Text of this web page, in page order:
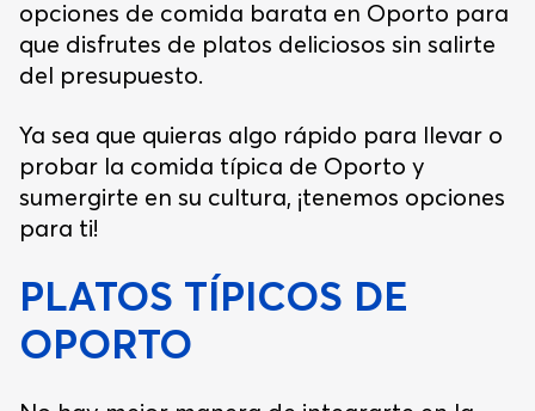
opciones de comida barata en Oporto para
que disfrutes de platos deliciosos sin salirte
del presupuesto.
Ya sea que quieras algo rápido para llevar o
probar la comida típica de Oporto y
sumergirte en su cultura, ¡tenemos opciones
para ti!
PLATOS TÍPICOS DE
OPORTO